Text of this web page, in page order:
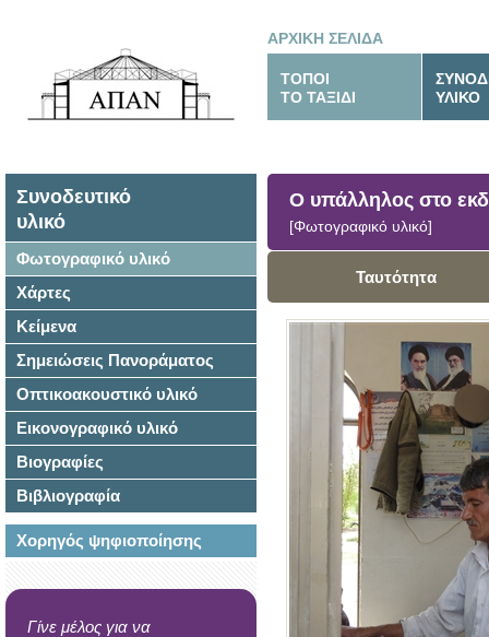
ΑΡΧΙΚΗ ΣΕΛΙΔΑ
ΤΟΠΟΙ
ΤΟ ΤΑΞΙΔΙ
ΥΛΙΚΟ
Συνοδευτικό
υλικό
Φωτογραφικό υλικό
Χάρτες
Κείμενα
Σημειώσεις Πανοράματος
Οπτικοακουστικό υλικό
Εικονογραφικό υλικό
Βιογραφίες
Βιβλιογραφία
Χορηγός ψηφιοποίησης
Γίνε μέλος για να
Ο υπάλληλος στο
[Φωτογραφικό υλικό]
Ταυτότητα